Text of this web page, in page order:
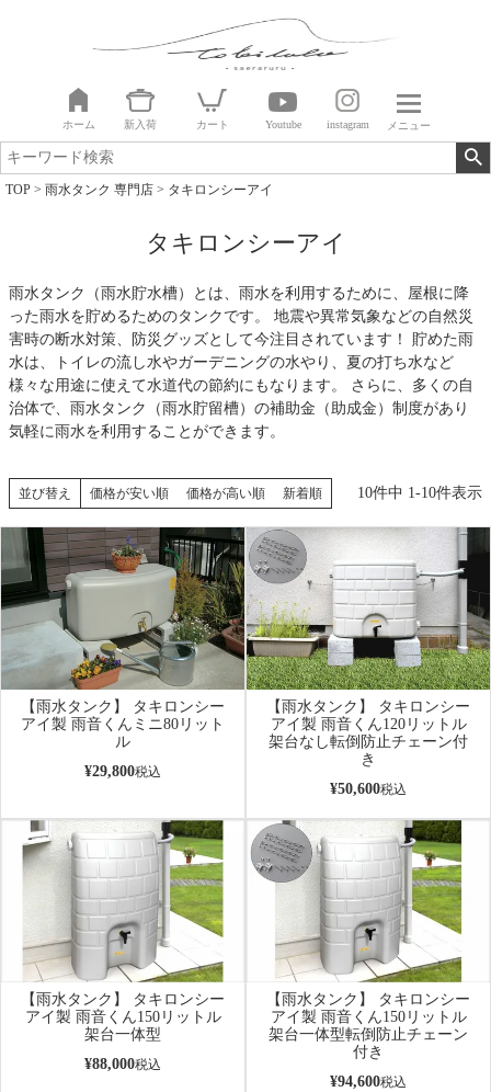
ホーム 新入荷 カート Youtube instagram メニュー
TOP 雨水タンク 専門店 タキロンシーアイ
タキロンシーアイ
雨水タンク（雨水貯水槽）とは、雨水を利用するために、屋根に降
った雨水を貯めるためのタンクです。 地震や異常気象などの自然災
害時の断水対策、防災グッズとして今注目されています！ 貯めた雨
水は、トイレの流し水やガーデニングの水やり、夏の打ち水など
様々な用途に使えて水道代の節約にもなります。 さらに、多くの自
治体で、雨水タンク（雨水貯留槽）の補助金（助成金）制度があり
気軽に雨水を利用することができます。
並び替え 価格が安い順 価格が高い順 新着順 10件中 1-10件表示
【雨水タンク】 タキロンシー
アイ製 雨音くんミニ80リット
ル
¥29,800税込
【雨水タンク】 タキロンシー
アイ製 雨音くん120リットル
架台なし転倒防止チェーン付
き
¥50,600税込
【雨水タンク】 タキロンシー
アイ製 雨音くん150リットル
架台一体型
¥88,000税込
【雨水タンク】 タキロンシー
アイ製 雨音くん150リットル
架台一体型転倒防止チェーン
付き
¥94,600税込